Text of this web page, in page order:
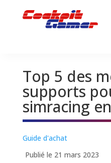
Top 5 des
supports
simracing
Guide d'achat
Publié le 21 mars 2023